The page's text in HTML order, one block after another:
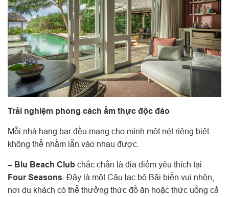
Trải nghiệm phong cách ẩm thực độc đáo
Mỗi nhà hang bar đều mang cho mình một nét riêng biệt
không thể nhầm lẫn vào nhau được.
– Blu Beach Club chắc chắn là địa điểm yêu thích tại
Four Seasons . Đây là một Câu lạc bộ Bãi biển vui nhộn,
nơi du khách có thể thưởng thức đồ ăn hoặc thức uống cả